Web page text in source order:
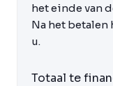
het einde van
Na het
u.
Totaal te